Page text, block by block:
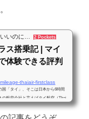
いいのに… 2 Pockets
ス搭乗記 | マイ
体験できる評判
thaiair-firstclass
「タイ」、そこは日本から6時間
航空会社と言えばタイ航空（Thai
上質なサービスや機材を誇ると言
の便にはエコノミーからファースト